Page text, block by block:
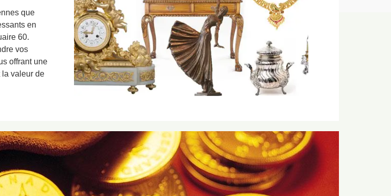
que
en
60.
vos
offrant une
la valeur de